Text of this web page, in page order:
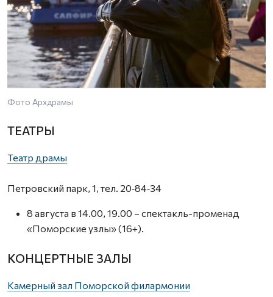
Фото Архдрамы
ТЕАТРЫ
Театр драмы
Петровский парк, 1, тел. 20‑84‑34
8 августа в 14.00, 19.00 – спектакль-променад
«Поморские узлы» (16+).
КОНЦЕРТНЫЕ ЗАЛЫ
Камерный зал Поморской филармонии